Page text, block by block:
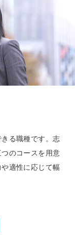
る職種です。志
のコースを用意
適性に応じて幅